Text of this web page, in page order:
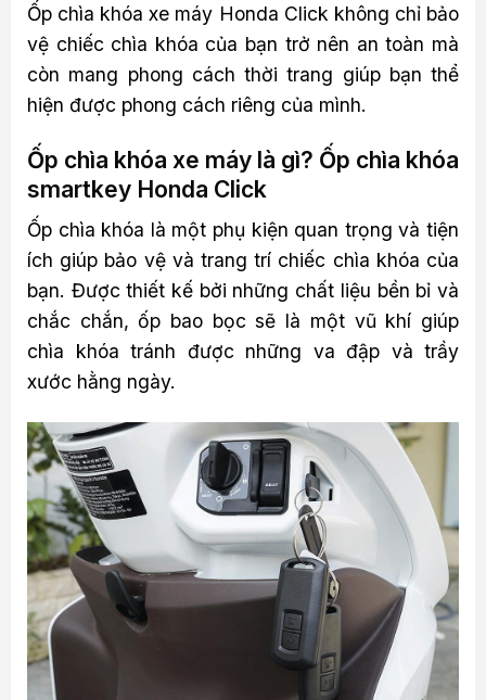
Ốp chìa khóa xe máy Honda Click không chỉ bảo
vệ chiếc chìa khóa của bạn trở nên an toàn mà
còn mang phong cách thời trang giúp bạn thể
hiện được phong cách riêng của mình.
Ốp chìa khóa xe máy là gì? Ốp chìa khóa
smartkey Honda Click
Ốp chìa khóa là một phụ kiện quan trọng và tiện
ích giúp bảo vệ và trang trí chiếc chìa khóa của
bạn. Được thiết kế bởi những chất liệu bền bỉ và
chắc chắn, ốp bao bọc sẽ là một vũ khí giúp
chìa khóa tránh được những va đập và trầy
xước hằng ngày.